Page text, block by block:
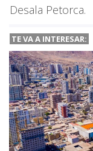
Desala Petorca.
TE VA A INTERESAR: